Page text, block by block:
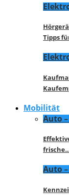
Tipps
Mobilität
Auto
Auto